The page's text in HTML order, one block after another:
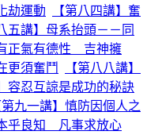
劫運動
【第八四講】奮
五講】母系抬頭－－同
正氣有德性 吉神擁
更須奮鬥
【第八八講】
容忍互諒是成功的秘訣
第九一講】慎防因個人之
乎良知 凡事求放心